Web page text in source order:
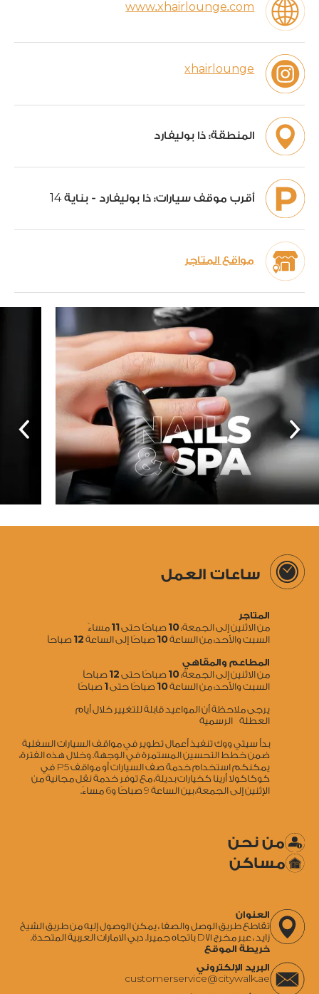
www.xhairlounge.com
xhairlounge
المنطقة: ذا بوليفارد
أقرب موقف سيارات: ذا بوليفارد - بناية14
مواقع المتاجر
ساعات العمل
المتاجر
من الاثنين إلى الجمعة:10 صباحًا حتى11 مساءً
السبت والأحد: من الساعة10 صباحًا إلى الساعة 12 صباحاً
المطاعم والمقاهي
من الاثنين إلى الجمعة:10 صباحًا حتى 12 صباحاً
السبت والأحد: من الساعة10 صباحًا حتى1 صباحًا
يرجى ملاحظة أن المواعيد قابلة للتغيير خلال أيام
العطلة الرسمية
بدأ سيتي ووك تنفيذ أعمال تطوير في مواقف السيارات السفلية
ضمن خطط التحسين المستمرة في الوجهة. وخلال هذه الفترة،
يمكنكم استخدام خدمة صف السيارات أو مواقف P5
في
كوكاكولا أرينا كخيارات بديلة، مع توفر خدمة نقل مجانية من
الإثنين إلى الجمعة، بين الساعة 9صباحًا و6 مساءً.
من نحن
مساكن
العنوان
تقاطع طريق الوصل والصفا ، يمكن الوصول إليه من طريق الشيخ
زايد ، عبر مخرج D71 باتجاه جميرا. دبي الامارات العربية المتحدة.
خريطة الموقع
البريد الإلكتروني
‍customerservice@citywalk.ae